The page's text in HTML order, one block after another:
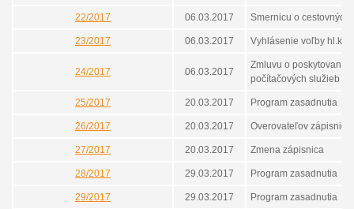
22/2017 06.03.2017 Smernicu o cestovných
23/2017 06.03.2017 Vyhlásenie voľby
24/2017 06.03.2017
Zmluvu o poskytovaní
počítačových služieb
25/2017 20.03.2017 Program zasadnutia
26/2017 20.03.2017 Overovateľov zápisnice
27/2017 20.03.2017 Zmena zápisnica
28/2017 29.03.2017 Program zasadnutia
29/2017 29.03.2017 Program zasadnutia